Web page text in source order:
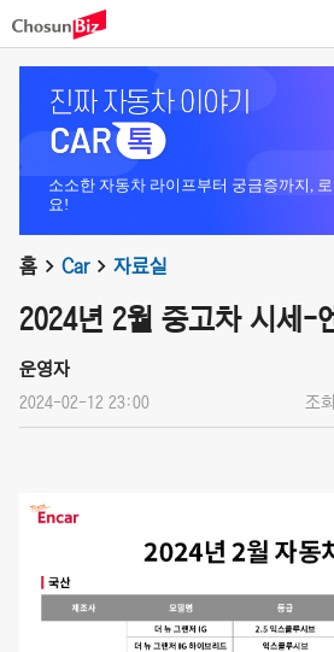
소소한 자동차 라이프부터 궁금증까지,
요!
홈 Car 자료실
2024년 2월 중고차 시세-
운영자
2024-02-12 23:00 조